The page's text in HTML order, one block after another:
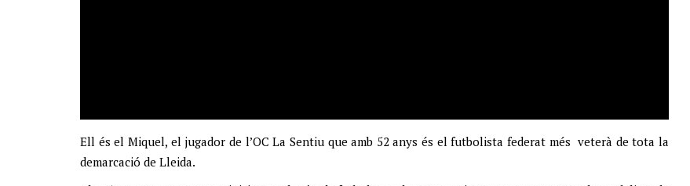
Ell és el Miquel, el jugador de l’OC La Sentiu que amb 52 anys és el futbolista federat més veterà de tota la
demarcació de Lleida.